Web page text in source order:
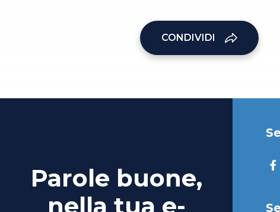
CONDIVIDI
Parole buone,
nella tua e-